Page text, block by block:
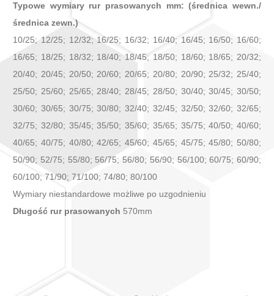
Typowe wymiary rur prasowanych mm: (średnica wewn./
średnica zewn.)
10/25; 12/25; 12/32; 16/25; 16/32; 16/40; 16/45; 16/50; 16/60;
16/65; 18/25; 18/32; 18/40; 18/45; 18/50; 18/60; 18/65; 20/32;
20/40; 20/45; 20/50; 20/60; 20/65; 20/80; 20/90; 25/32; 25/40;
25/50; 25/60; 25/65; 28/40; 28/45; 28/50; 30/40; 30/45; 30/50;
30/60; 30/65; 30/75; 30/80; 32/40; 32/45; 32/50; 32/60; 32/65;
32/75; 32/80; 35/45; 35/50; 35/60; 35/65; 35/75; 40/50; 40/60;
40/65; 40/75; 40/80; 42/65; 45/60; 45/65; 45/75; 45/80; 50/80;
50/90; 52/75; 55/80; 56/75; 56/80; 56/90; 56/100; 60/75; 60/90;
60/100; 71/90; 71/100; 74/80; 80/100
Wymiary niestandardowe możliwe po uzgodnieniu
Długość rur prasowanych 570mm